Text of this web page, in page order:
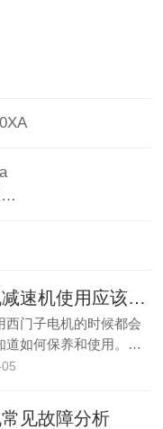
…
西门子电机减速机使用应该注意的几项
西门子电机的时候都会
道如何保养和使用。…
见故障分析